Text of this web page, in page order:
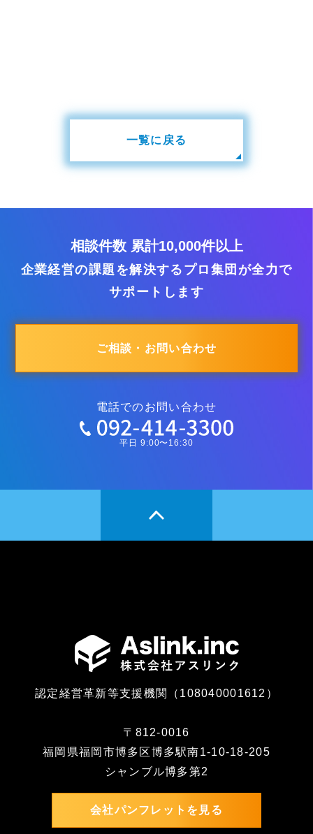
一覧に戻る
相談件数 累計10,000件以上
企業経営の課題を解決するプロ集団が全力で
サポートします
ご相談・お問い合わせ
電話でのお問い合わせ
平日 9:00〜16:30
認定経営革新等支援機関（108040001612）
〒812-0016
福岡県福岡市博多区博多駅南1-10-18-205
シャンブル博多第2
会社パンフレットを見る